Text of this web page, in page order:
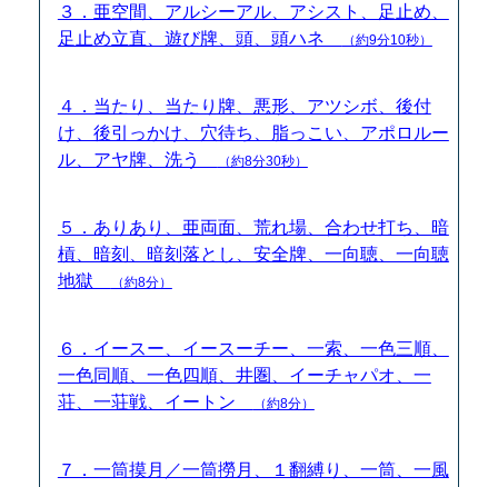
３．亜空間、アルシーアル、アシスト、足止め、
足止め立直、遊び牌、頭、頭ハネ
（約9分10秒）
４．当たり、当たり牌、悪形、アツシボ、後付
け、後引っかけ、穴待ち、脂っこい、アポロルー
ル、アヤ牌、洗う
（約8分30秒）
５．ありあり、亜両面、荒れ場、合わせ打ち、暗
槓、暗刻、暗刻落とし、安全牌、一向聴、一向聴
地獄
（約8分）
６．イースー、イースーチー、一索、一色三順、
一色同順、一色四順、井圏、イーチャパオ、一
荘、一荘戦、イートン
（約8分）
７．一筒摸月／一筒撈月、１翻縛り、一筒、一風